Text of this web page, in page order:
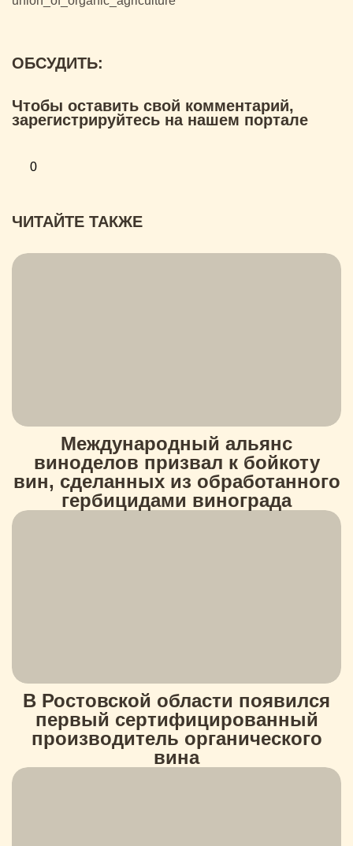
ОБСУДИТЬ:
Чтобы оставить свой комментарий,
зарегистрируйтесь на нашем портале
0
ЧИТАЙТЕ ТАКЖЕ
Международный альянс
виноделов призвал к бойкоту
вин, сделанных из обработанного
гербицидами винограда
В Ростовской области появился
первый сертифицированный
производитель органического
вина